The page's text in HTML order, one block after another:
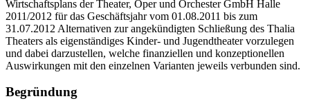
Wirtschaftsplans der Theater, Oper und Orchester GmbH Halle
2011/2012 für das Geschäftsjahr vom 01.08.2011 bis zum
31.07.2012 Alternativen zur angekündigten Schließung des Thalia
Theaters als eigenständiges Kinder- und Jugendtheater vorzulegen
und dabei darzustellen, welche finanziellen und konzeptionellen
Auswirkungen mit den einzelnen Varianten jeweils verbunden sind.
Begründung